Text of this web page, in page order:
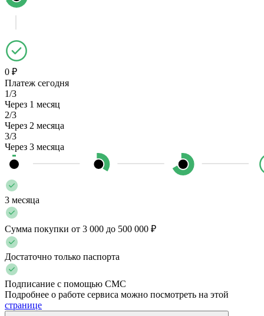
0 ₽
Платеж сегодня
1/3
Через 1 месяц
2/3
Через 2 месяца
3/3
Через 3 месяца
3 месяца
Сумма покупки от 3 000 до 500 000 ₽
Достаточно только паспорта
Подписание с помощью СМС
Подробнее о работе сервиса можно посмотреть на этой
странице